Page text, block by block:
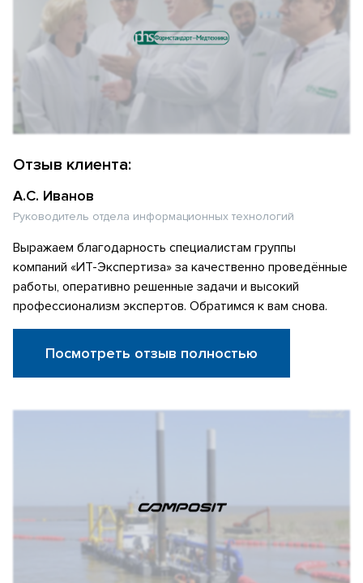
Отзыв клиента:
А.С. Иванов
Руководитель отдела информационных технологий
Выражаем благодарность специалистам группы
компаний «ИТ-Экспертиза» за качественно проведённые
работы, оперативно решенные задачи и высокий
профессионализм экспертов. Обратимся к вам снова.
Посмотреть отзыв полностью